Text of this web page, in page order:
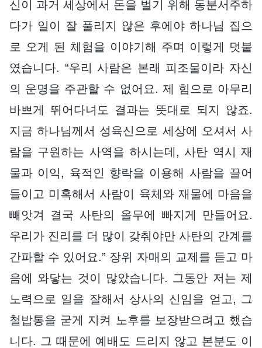
신이 과거 세상에서 돈을 벌기 위해 동분서주하
다가 일이 잘 풀리지 않은 후에야 하나님 집으
로 오게 된 체험을 이야기해 주며 이렇게 덧붙
였습니다. “우리 사람은 본래 피조물이라 자신
의 운명을 주관할 수 없어요. 제 힘으로 아무리
바쁘게 뛰어다녀도 결과는 뜻대로 되지 않죠.
지금 하나님께서 성육신으로 세상에 오셔서 사
람을 구원하는 사역을 하시는데, 사탄 역시 재
물과 이익, 육적인 향락을 이용해 사람을 끌어
들이고 미혹해서 사람이 육체와 재물에 마음을
빼앗겨 결국 사탄의 올무에 빠지게 만들어요.
우리가 진리를 더 많이 갖춰야만 사탄의 간계를
간파할 수 있어요.” 장위 자매의 교제를 듣고 마
음에 와닿는 것이 많았습니다. 그동안 저는 제
노력으로 일을 잘해서 상사의 신임을 얻고, 그
철밥통을 굳게 지켜 노후를 보장받으려고 했습
니다. 그 때문에 예배도 드리지 않고 본분도 이